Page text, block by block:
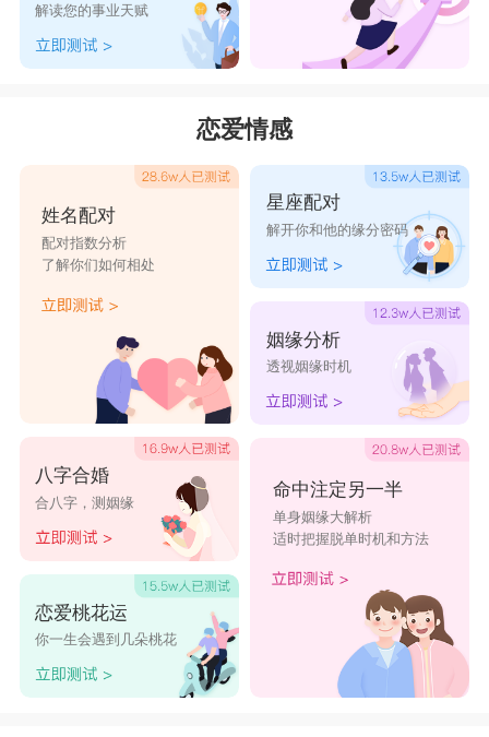
解读您的事业天赋
恋爱情感
姓名配对
配对指数分析
了解你们如何相处
八字合婚
合八字，测姻缘
恋爱桃花运
你一生会遇到几朵桃花
星座配对
解开你和他的缘分密码
姻缘分析
透视姻缘时机
命中注定另一半
单身姻缘大解析
适时把握脱单时机和方法